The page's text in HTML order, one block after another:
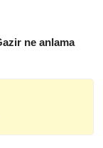
ne anlama